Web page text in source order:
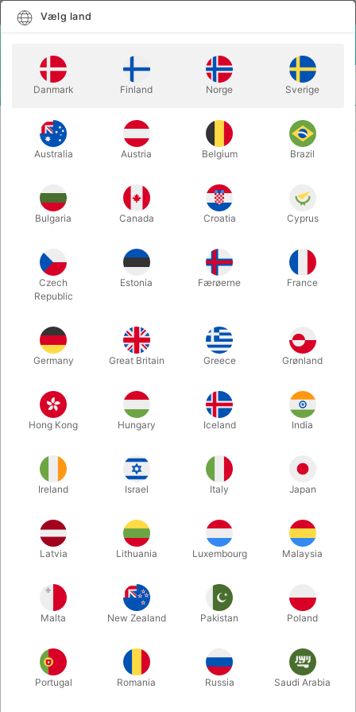
BUGTALERDUKKER BUGTALERDUKKE - Liselotte
BUGTALERDUKKE - Liselotte
DKK 750,00 / stkinkl. moms
Gem
På lager
Vælg land
Danmark Finland Norge Sverige
Australia Austria Belgium Brazil
Bulgaria Canada Croatia Cyprus
Czech
Republic
Estonia Færøerne France
Germany Great Britain Greece Grønland
Hong Kong Hungary Iceland India
Ireland Israel Italy Japan
Latvia Lithuania Luxembourg Malaysia
Malta New Zealand Pakistan Poland
Portugal Romania Russia Saudi Arabia